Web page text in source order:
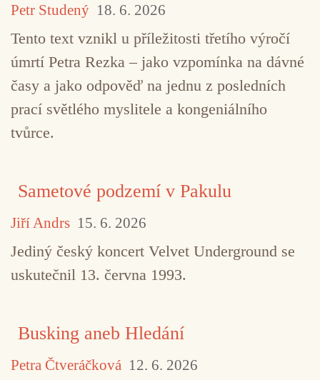
Petr Studený 18. 6. 2026
Tento text vznikl u příležitosti třetího výročí
úmrtí Petra Rezka – jako vzpomínka na dávné
časy a jako odpověď na jednu z posledních
prací světlého myslitele a kongeniálního
tvůrce.
Sametové podzemí v Pakulu
Jiří Andrs 15. 6. 2026
Jediný český koncert Velvet Underground se
uskutečnil 13. června 1993.
Busking aneb Hledání
Petra Čtveráčková 12. 6. 2026